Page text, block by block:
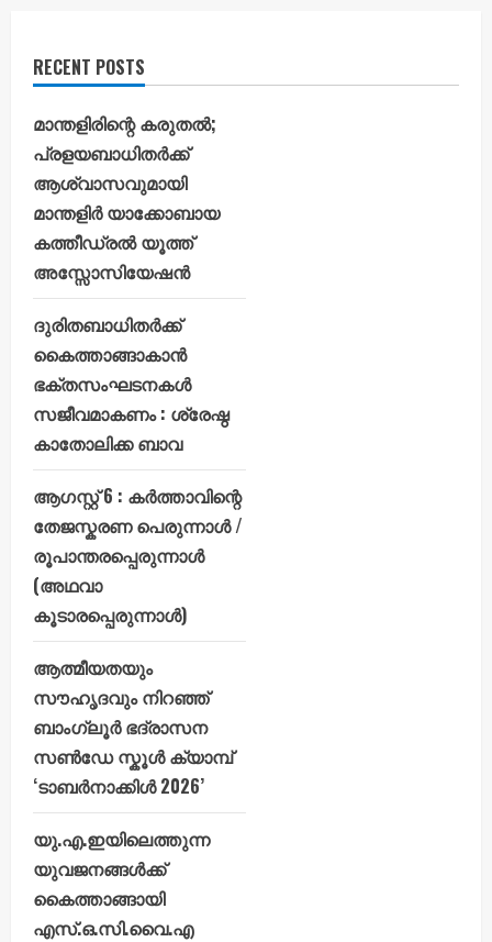
RECENT POSTS
മാന്തളിരിന്റെ കരുതൽ;
പ്രളയബാധിതർക്ക്
ആശ്വാസവുമായി
മാന്തളിർ യാക്കോബായ
കത്തീഡ്രൽ യൂത്ത്
അസ്സോസിയേഷൻ
ദുരിതബാധിതർക്ക്
കൈത്താങ്ങാകാൻ
ഭക്തസംഘടനകൾ
സജീവമാകണം : ശ്രേഷ്ഠ
കാതോലിക്ക ബാവ
ആഗസ്റ്റ് 6 : കർത്താവിന്റെ
തേജസ്കരണ പെരുന്നാൾ /
രൂപാന്തരപ്പെരുന്നാൾ
(അഥവാ
കൂടാരപ്പെരുന്നാൾ)
ആത്മീയതയും
സൗഹൃദവും നിറഞ്ഞ്
ബാംഗ്ലൂർ ഭദ്രാസന
സൺഡേ സ്കൂൾ ക്യാമ്പ്
‘ടാബർനാക്കിൾ 2026’
യു.എ.ഇയിലെത്തുന്ന
യുവജനങ്ങൾക്ക്
കൈത്താങ്ങായി
എസ്.ഒ.സി.വൈ.എ